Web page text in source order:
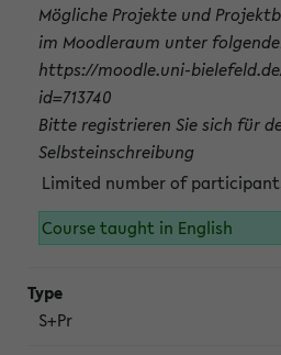
Mögliche Projekte und
im Moodleraum unter
https://moodle.uni-
id=713740
Bitte registrieren Sie sich für
Selbsteinschreibung
Limited number of
Course taught in English
S+Pr